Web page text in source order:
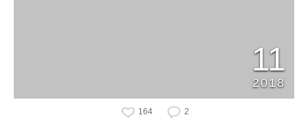
11
2018
164 2